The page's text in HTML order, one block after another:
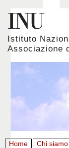
Istituto
Associazione
Home Chi siamo